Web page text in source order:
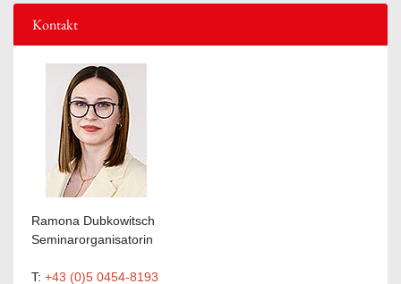
Kontakt
Ramona Dubkowitsch
Seminarorganisatorin
T: +43 (0)5 0454-8193